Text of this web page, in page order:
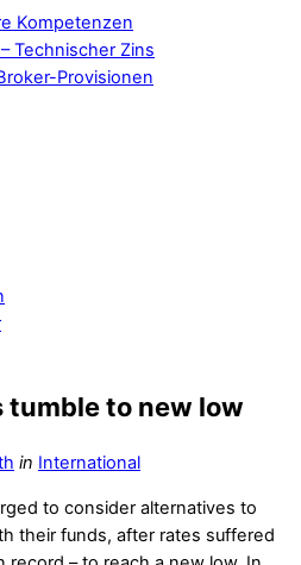
Kompetenzen
Technischer Zins
Provisionen
tumble to new low
in International
to consider alternatives to
their funds, after rates suffered